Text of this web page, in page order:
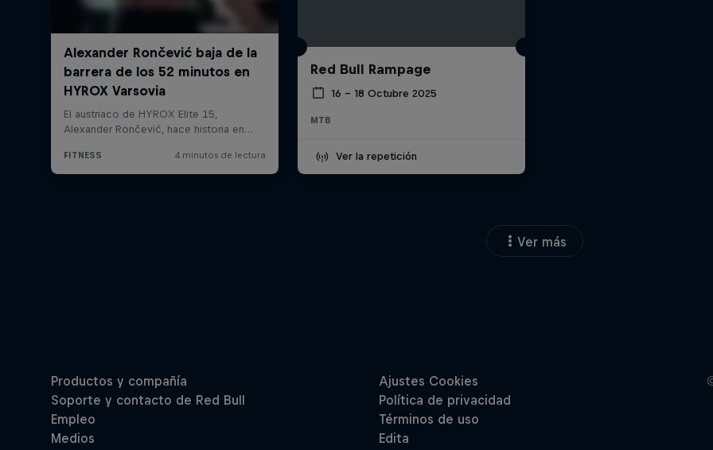
Red Bull Rampage
16 – 18 Octubre 2025
MTB
Ver la repetición
Ver más